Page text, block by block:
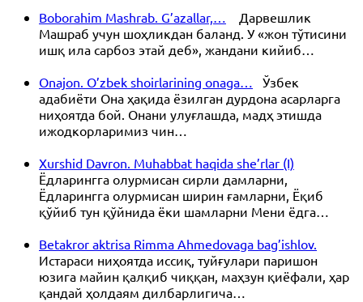
Boborahim Mashrab. G’azallar,…
Дарвешлик
Машраб учун шоҳликдан баланд. У «жон тўтисини
ишқ ила сарбоз этай деб», жандани кийиб…
Onajon. O’zbek shoirlarining onaga…
Ўзбек
адабиёти Она ҳақида ёзилган дурдона асарларга
ниҳоятда бой. Онани улуғлашда, мадҳ этишда
ижодкорларимиз чин…
Xurshid Davron. Muhabbat haqida she’rlar (I)
Ёдларингга олурмисан сирли дамларни,
Ёдларингга олурмисан ширин ғамларни, Ёқиб
қўйиб тун қўйнида ёки шамларни Мени ёдга…
Betakror aktrisa Rimma Ahmedovaga bag’ishlov.
Истараси ниҳоятда иссиқ, туйғулари паришон
юзига майин қалқиб чиққан, маҳзун қиёфали, ҳар
қандай ҳолдаям дилбарлигича…